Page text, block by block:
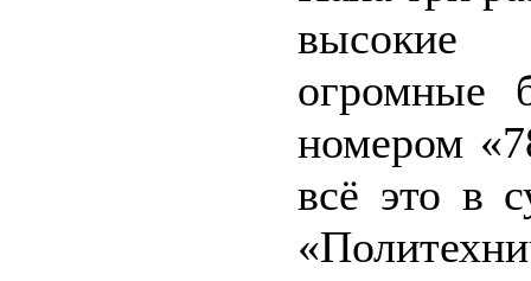
высокие
огромные
номером
всё это в